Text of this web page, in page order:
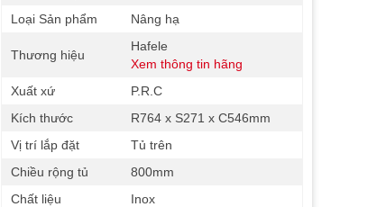
Loại Sản phẩm
Nâng hạ
Thương hiệu
Hafele
Xem thông tin hãng
Xuất xứ
P.R.C
Kích thước
R764 x S271 x C546mm
Vị trí lắp đặt
Tủ trên
Chiều rộng tủ
800mm
Chất liệu
Inox